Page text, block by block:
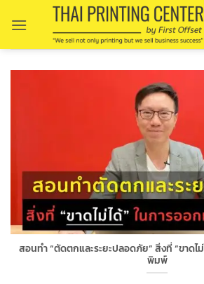
สอนทำ “ตัดตกและระยะปลอดภัย” สิ่งที่ “ขาดไ
พิมพ์